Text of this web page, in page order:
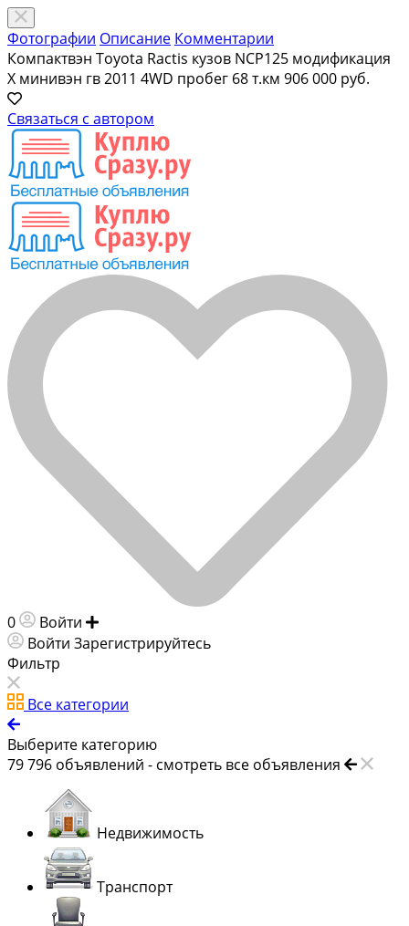
Фотографии Описание Комментарии
Компактвэн Toyota Ractis кузов NCP125 модификация
X минивэн гв 2011 4WD пробег 68 т.км 906 000 руб.
Связаться с автором
0 Войти
Войти Зарегистрируйтесь
Фильтр
Все категории
Выберите категорию
79 796 объявлений - смотреть все объявления
Недвижимость
Транспорт